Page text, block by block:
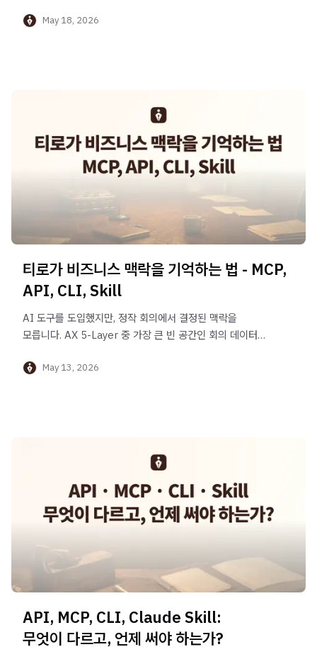
알려드립니다.
May 18, 2026
티로가 비즈니스 맥락을 기억하는 법 - MCP,
API, CLI, Skill
AI 도구를 도입했지만, 정작 회의에서 결정된 맥락을
모릅니다. AX 5-Layer 중 가장 큰 빈 공간인 회의 데이터를,
전달하는 방법을 정리합니다.
May 13, 2026
API, MCP, CLI, Claude Skill:
무엇이 다르고, 언제 써야 하는가?